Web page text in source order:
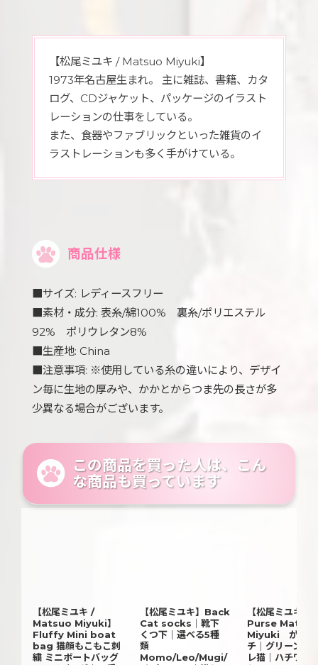
【松尾ミユキ / Matsuo Miyuki】
1973年名古屋生まれ。 主に雑誌、書籍、カタ
ログ、CDジャケット、パッケージのイラスト
レーションの仕事をしている。
また、食器やファブリックといった雑貨のイ
ラストレーションも多く手がけている。
商品仕様
■サイズ: レディースフリー
■素材・成分: 表糸/綿100% 裏糸/ポリエステル
92% ポリウレタン8%
■生産地: China
■注意事項: ※使用している糸の違いにより、デザイ
ン毎に生地の厚みや、かかとからつま先の長さが多
少異なる場合がございます。
この商品を買った人は、こん
な商品も買っています
【松尾ミユキ /
Matsuo Miyuki】
Fluffy Mini boat
bag 猫顔もこもこ刺
繍 ミニボートバッグ
【松尾ミユキ】Back
Cat socks｜靴下
くつ下｜選べる5種
類
Momo/Leo/Mugi/
【松尾ミユキ】
Purse
Miyuki がま口
チ｜グリーン×
レ猫｜ハチワレ